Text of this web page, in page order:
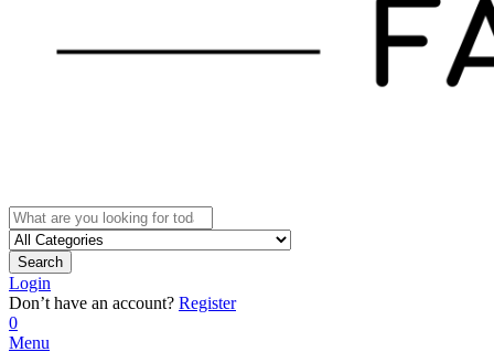
Search
Login
Don’t have an account? Register
0
Menu